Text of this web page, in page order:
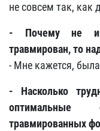
не совсем так, как
- Почему не
травмирован, то
- Мне кажется,
- Насколько
оптимальные
травмированных